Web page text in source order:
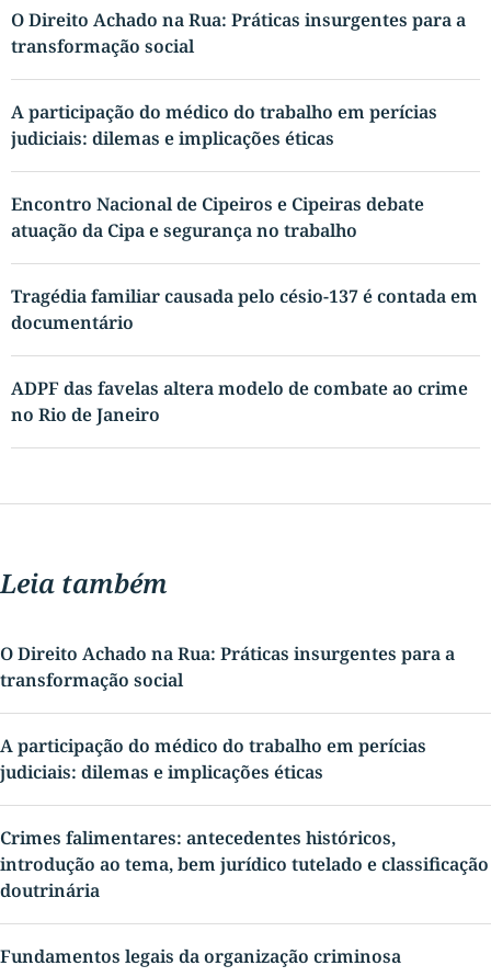
O Direito Achado na Rua: Práticas insurgentes para a
transformação social
A participação do médico do trabalho em perícias
judiciais: dilemas e implicações éticas
Encontro Nacional de Cipeiros e Cipeiras debate
atuação da Cipa e segurança no trabalho
Tragédia familiar causada pelo césio-137 é contada em
documentário
ADPF das favelas altera modelo de combate ao crime
no Rio de Janeiro
Leia também
O Direito Achado na Rua: Práticas insurgentes para a
transformação social
A participação do médico do trabalho em perícias
judiciais: dilemas e implicações éticas
Crimes falimentares: antecedentes históricos,
introdução ao tema, bem jurídico tutelado e classificação
doutrinária
Fundamentos legais da organização criminosa